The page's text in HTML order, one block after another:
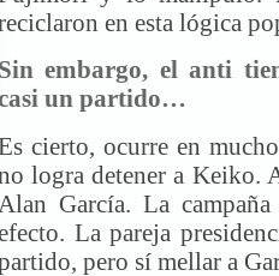
en esta lógica
Sin embargo, el anti
un partido…
cierto, ocurre en
logra detener a Keiko.
Alan García. La
La pareja
pero sí mellar a